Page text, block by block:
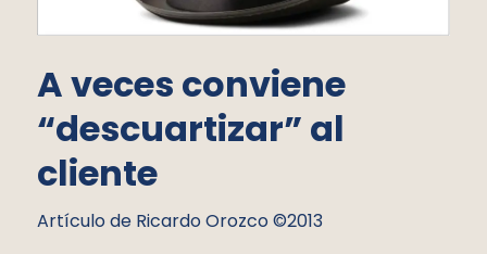
A veces conviene
“descuartizar” al
cliente
Artículo de Ricardo Orozco ©2013